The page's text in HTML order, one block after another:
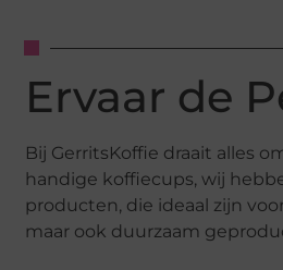
Ervaar de
Bij GerritsKoffie draait alles
handige koffiecups, wij
producten, die ideaal zijn
maar ook duurzaam